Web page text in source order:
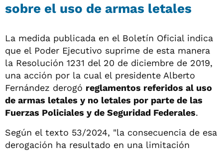
sobre el uso de armas letales
La medida publicada en el Boletín Oficial indica
que el Poder Ejecutivo suprime de esta manera
la Resolución 1231 del 20 de diciembre de 2019,
una acción por la cual el presidente Alberto
Fernández derogó reglamentos referidos al uso
de armas letales y no letales por parte de las
Fuerzas Policiales y de Seguridad Federales.
Según el texto 53/2024, "la consecuencia de esa
derogación ha resultado en una limitación